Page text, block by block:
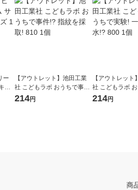
ー
ャ
【アウトレット】池田工業
社 こどもラボ おうちで事
件!? 指紋を採取! 810 1個
214円
【アウトレット
社 こどもラボ
一瞬で凍る水!?
214円
商